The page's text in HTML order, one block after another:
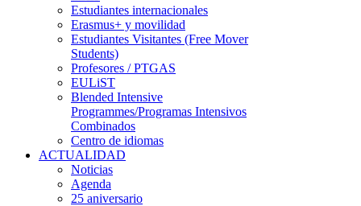
Estudiantes internacionales
Erasmus+ y movilidad
Estudiantes Visitantes (Free Mover
Students)
Profesores / PTGAS
EULiST
Blended Intensive
Programmes/Programas Intensivos
Combinados
Centro de idiomas
ACTUALIDAD
Noticias
Agenda
25 aniversario